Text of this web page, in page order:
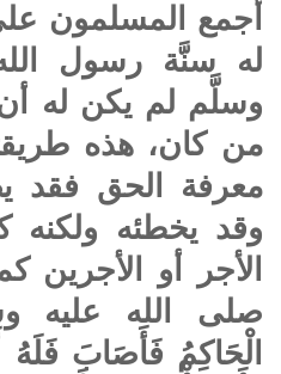
أجمع المسلمون
له سنَّة رسول
وسلَّم لم يكن له
من كان، هذه
معرفة الحق فقد
وقد يخطئه ولكنه
الأجر أو الأجرين
صلى الله عليه
الْحَاكِمُ فَأَصَابَ فَلَهُ